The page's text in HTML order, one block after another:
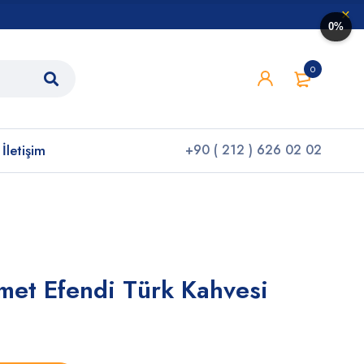
0
İletişim +90 ( 212 ) 626 02 02
Efendi Türk Kahvesi
0%